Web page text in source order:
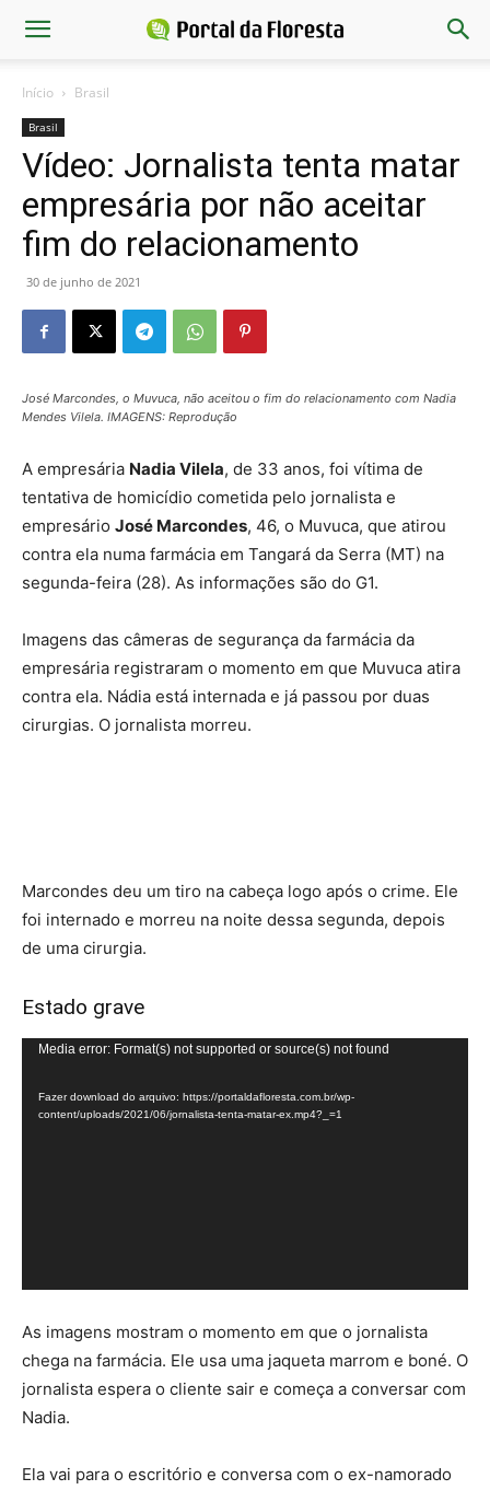
Início Brasil
Brasil
Vídeo: Jornalista tenta matar
empresária por não aceitar
fim do relacionamento
30 de junho de 2021
José Marcondes, o Muvuca, não aceitou o fim do relacionamento com Nadia
Mendes Vilela. IMAGENS: Reprodução
A empresária Nadia Vilela, de 33 anos, foi vítima de
tentativa de homicídio cometida pelo jornalista e
empresário José Marcondes, 46, o Muvuca, que atirou
contra ela numa farmácia em Tangará da Serra (MT) na
segunda-feira (28). As informações são do G1.
Imagens das câmeras de segurança da farmácia da
empresária registraram o momento em que Muvuca atira
contra ela. Nádia está internada e já passou por duas
cirurgias. O jornalista morreu.
Marcondes deu um tiro na cabeça logo após o crime. Ele
foi internado e morreu na noite dessa segunda, depois
de uma cirurgia.
Estado grave
Tocador
vídeo
Media error: Format(s) not supported or source(s) not found
Fazer download do arquivo: https://portaldafloresta.com.br/wp-
content/uploads/2021/06/jornalista-tenta-matar-ex.mp4?_=1
As imagens mostram o momento em que o jornalista
chega na farmácia. Ele usa uma jaqueta marrom e boné. O
jornalista espera o cliente sair e começa a conversar com
Nadia.
Ela vai para o escritório e conversa com o ex-namorado